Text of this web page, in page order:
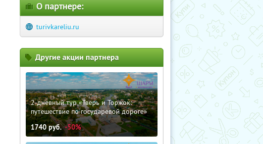
О партнере:
turivkareliu.ru
Другие акции партнера
2-дневный тур «Тверь и Торжок:
путешествие по государевой дороге»
1740руб. -50%